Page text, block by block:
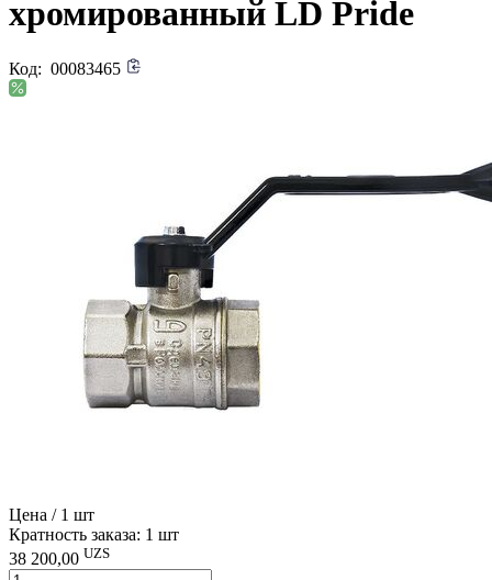
хромированный LD Pride
Код: 00083465
Цена / 1 шт
Кратность заказа: 1 шт
38 200,00 UZS